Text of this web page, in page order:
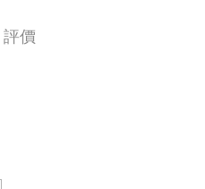
評價